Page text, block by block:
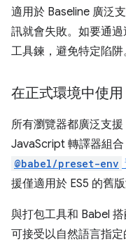
適用於 Baseline 廣泛
訊就會失敗。如要通
工具鍊，避免特定陷阱
在正式環境中使用
所有瀏覽器都廣泛支
JavaScript 轉譯器組
@babel/preset-env
援僅適用於 ES5 的舊版
與打包工具和 Babel
可接受以自然語言指